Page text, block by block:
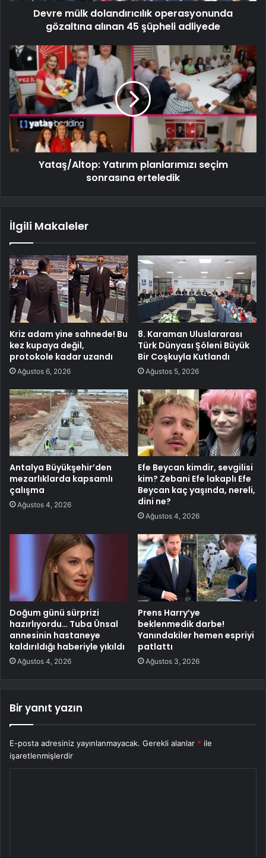
Devre mülk dolandırıcılık operasyonunda
gözaltına alınan 45 şüpheli adliyede
Yataş/Altop: Yatırım planlarımızı seçim
sonrasına erteledik
İlgili Makaleler
Kriz adam yine sahnede! Bu
kez kupaya değil,
protokole kadar uzandı
Ağustos 6, 2026
8. Karaman Uluslararası
Türk Dünyası Şöleni Büyük
Bir Coşkuyla Kutlandı
Ağustos 5, 2026
Antalya Büyükşehir’den
mezarlıklarda kapsamlı
çalışma
Ağustos 4, 2026
Efe Beycan kimdir, sevgilisi
kim? Zebani Efe lakaplı Efe
Beycan kaç yaşında, nereli,
dini ne?
Ağustos 4, 2026
Doğum günü sürprizi
hazırlıyordu… Tuba Ünsal
annesinin hastaneye
kaldırıldığı haberiyle yıkıldı
Ağustos 4, 2026
Prens Harry’ye
beklenmedik darbe!
Yanındakiler hemen espriyi
patlattı
Ağustos 3, 2026
Bir yanıt yazın
E-posta adresiniz yayınlanmayacak. Gerekli alanlar * ile
işaretlenmişlerdir